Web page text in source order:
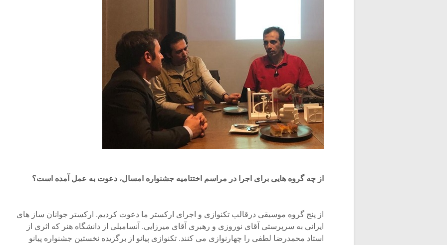
از چه گروه هایی برای اجرا در مراسم اختتامیه جشنواره امسال، دعوت به عمل آمده است؟
از پنج گروه موسیقی درقالب تکنوازی و اجرای ارکستر ما دعوت کردیم. ارکستر جوانان ساز های
ایرانی به سرپرستی آقای نوروزی و رهبری آقای میرزایی. آنسامبلی از دانشگاه هنر که اثری از
استاد محمدرضا لطفی را چهارنوازی می کنند. تکنوازی پیانو از برگزیده نخستین جشنواره پیانو